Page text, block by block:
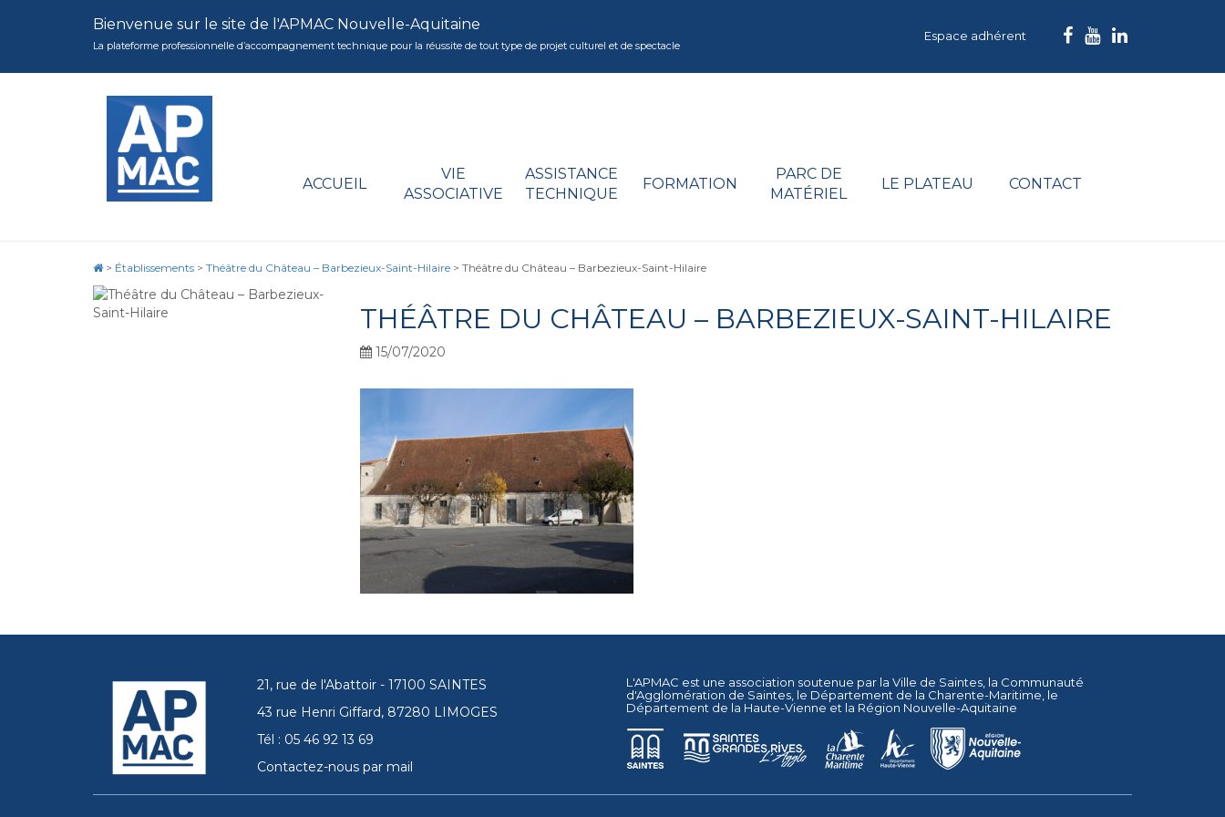
Bienvenue sur le site de l'APMAC Nouvelle-Aquitaine
La plateforme professionnelle d’accompagnement technique pour la réussite de tout type de projet culturel et de spectacle
Espace adhérent
ACCUEIL
VIE
ASSOCIATIVE
ASSISTANCE
TECHNIQUE
FORMATION
PARC DE
MATÉRIEL
LE PLATEAU CONTACT
> Établissements > Théâtre du Château – Barbezieux-Saint-Hilaire > Théâtre du Château – Barbezieux-Saint-Hilaire
THÉÂTRE DU CHÂTEAU – BARBEZIEUX-SAINT-HILAIRE
15/07/2020
21, rue de l'Abattoir - 17100 SAINTES
43 rue Henri Giffard, 87280 LIMOGES
Tél : 05 46 92 13 69
Contactez-nous par mail
L'APMAC est une association soutenue par la Ville de Saintes , la Communauté
d'Agglomération de Saintes , le Département de la Charente-Maritime , le
Département de la Haute-Vienne et la Région Nouvelle-Aquitaine